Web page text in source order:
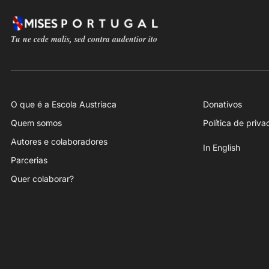
Tu ne cede malis, sed contra audentior ito
O que é a Escola Austríaca
Quem somos
Autores e colaboradores
Parcerias
Quer colaborar?
Donativos
Política de
In English